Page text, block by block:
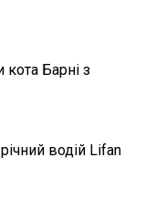
Барні з
водій Lifan